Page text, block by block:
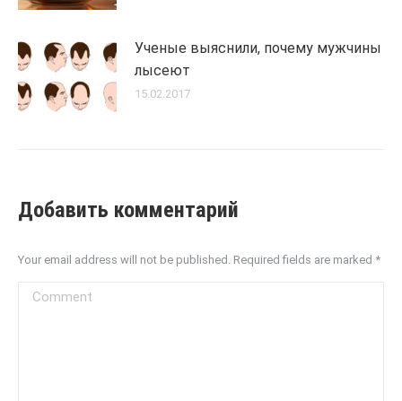
Ученые выяснили, почему мужчины
лысеют
15.02.2017
Добавить комментарий
Your email address will not be published. Required fields are marked *
Comment